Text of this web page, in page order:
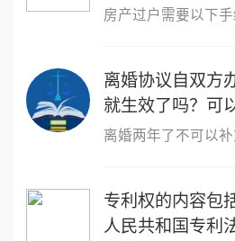
离婚协议自双方
就生效了吗？可
专利权的内容包
人民共和国专利